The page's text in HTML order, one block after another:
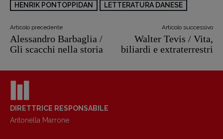
HENRIK PONTOPPIDAN LETTERATURA DANESE
Articolo precedente
Alessandro Barbaglia /
Gli scacchi nella storia
Articolo successivo
Walter Tevis / Vita,
biliardi e extraterrestri
DIRETTRICE RESPONSABILE
Antonella Marrone